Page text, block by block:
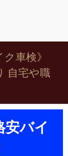
車検》
自宅や職
安バイ